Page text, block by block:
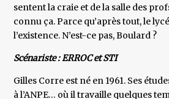
sentent la craie et de la salle des
connu ça. Parce qu’après tout, le
l’existence. N’est-ce pas, Boulard ?
Scénariste : ERROC et STI
Gilles Corre est né en 1961. Ses
à l’ANPE… où il travaille quelques